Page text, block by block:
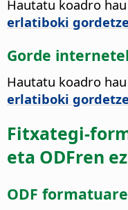
Hautatu koadro
erlatiboki
Gorde
Hautatu koadro
erlatiboki
Fitxategi-
eta ODFren
ODF